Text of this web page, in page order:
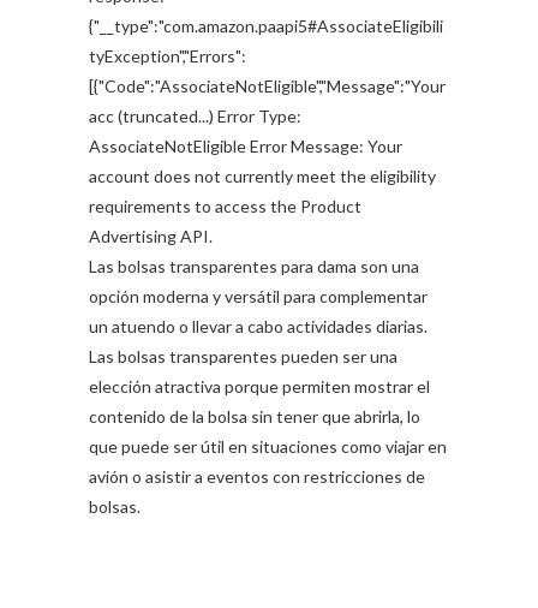
{"__type":"com.amazon.paapi5#AssociateEligibili
tyException","Errors":
[{"Code":"AssociateNotEligible","Message":"Your
acc (truncated...) Error Type:
AssociateNotEligible Error Message: Your
account does not currently meet the eligibility
requirements to access the Product
Advertising API.
Las bolsas transparentes para dama son una
opción moderna y versátil para complementar
un atuendo o llevar a cabo actividades diarias.
Las bolsas transparentes pueden ser una
elección atractiva porque permiten mostrar el
contenido de la bolsa sin tener que abrirla, lo
que puede ser útil en situaciones como viajar en
avión o asistir a eventos con restricciones de
bolsas.